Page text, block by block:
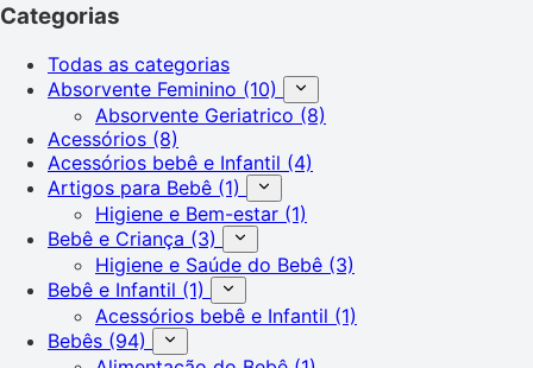
Categorias
Todas as categorias
Absorvente Feminino (10)
Absorvente Geriatrico (8)
Acessórios (8)
Acessórios bebê e Infantil (4)
Artigos para Bebê (1)
Higiene e Bem-estar (1)
Bebê e Criança (3)
Higiene e Saúde do Bebê (3)
Bebê e Infantil (1)
Acessórios bebê e Infantil (1)
Bebês (94)